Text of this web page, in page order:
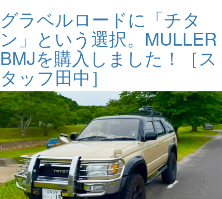
グラベルロードに「チタ
ン」という選択。MULLER
BMJを購入しました！［ス
タッフ田中］